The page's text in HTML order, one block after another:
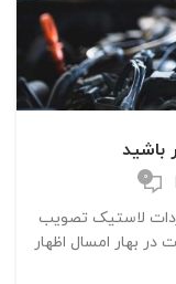
باشید
0
لاستیک تصویب
در بهار امسال اظهار